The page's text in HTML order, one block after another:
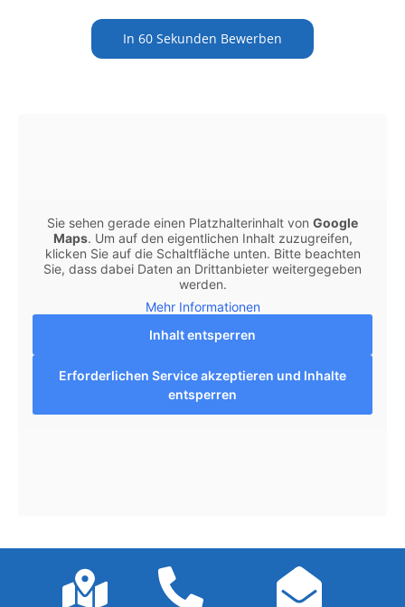
für
die
ht
werd
en.
In 60 Sekunden Bewerben
Sie sehen gerade einen Platzhalterinhalt von Google
Maps. Um auf den eigentlichen Inhalt zuzugreifen,
klicken Sie auf die Schaltfläche unten. Bitte beachten
Sie, dass dabei Daten an Drittanbieter weitergegeben
werden.
Mehr Informationen
Inhalt entsperren
Erforderlichen Service akzeptieren und Inhalte
entsperren